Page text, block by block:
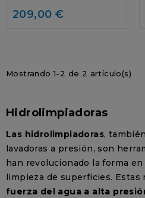
209,00 €
Mostrando 1-2 de 2 artículo(s)
Hidrolimpiadoras
Las hidrolimpiadoras,
lavadoras a presión, son
han revolucionado la forma
limpieza de superficies. Estas
fuerza del agua a alta